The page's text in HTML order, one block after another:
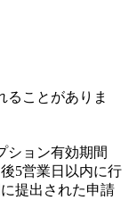
ることがありま
ション有効期間
5営業日以内に行
提出された申請